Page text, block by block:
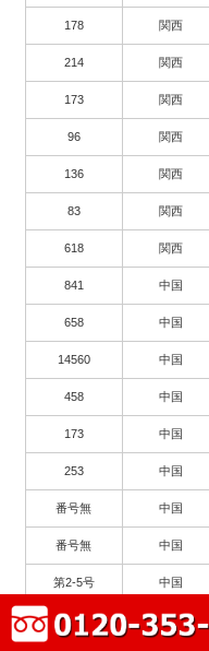
178 関西
214 関西
173 関西
96 関西
136 関西
83 関西
618 関西
841 中国
658 中国
14560 中国
458 中国
173 中国
253 中国
番号無 中国
番号無 中国
第2-5号 中国
424 中国